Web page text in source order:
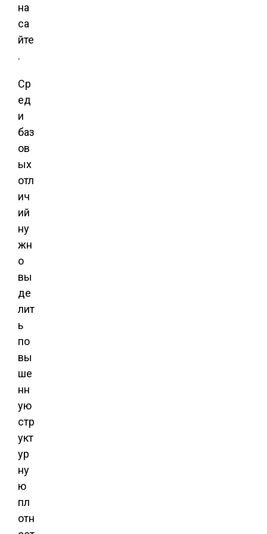
на
са
йте
.
Ср
ед
и
баз
ов
ых
отл
ич
ий
ну
жн
о
вы
де
лит
ь
по
вы
ше
нн
ую
стр
укт
ур
ну
ю
пл
отн